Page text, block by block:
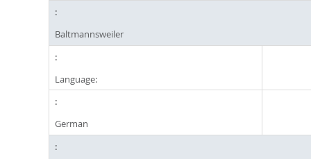
Baltmannsweiler
Language:
German